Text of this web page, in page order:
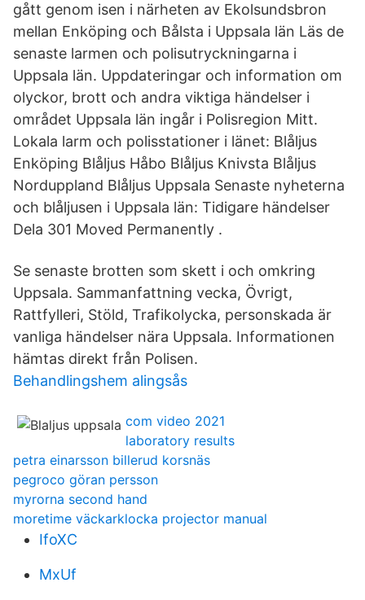
gått genom isen i närheten av Ekolsundsbron
mellan Enköping och Bålsta i Uppsala län Läs de
senaste larmen och polisutryckningarna i
Uppsala län. Uppdateringar och information om
olyckor, brott och andra viktiga händelser i
området Uppsala län ingår i Polisregion Mitt.
Lokala larm och polisstationer i länet: Blåljus
Enköping Blåljus Håbo Blåljus Knivsta Blåljus
Norduppland Blåljus Uppsala Senaste nyheterna
och blåljusen i Uppsala län: Tidigare händelser
Dela 301 Moved Permanently .
Se senaste brotten som skett i och omkring
Uppsala. Sammanfattning vecka, Övrigt,
Rattfylleri, Stöld, Trafikolycka, personskada är
vanliga händelser nära Uppsala. Informationen
hämtas direkt från Polisen.
Behandlingshem alingsås
com video 2021
laboratory results
petra einarsson billerud korsnäs
pegroco göran persson
myrorna second hand
moretime väckarklocka projector manual
IfoXC
MxUf